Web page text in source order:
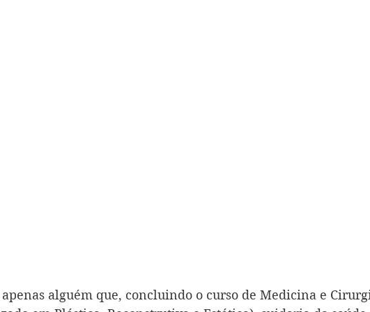
apenas alguém que, concluindo o curso de Medicina e